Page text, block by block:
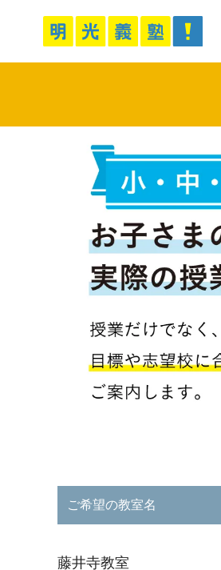
ご希望の教室名
藤井寺教室